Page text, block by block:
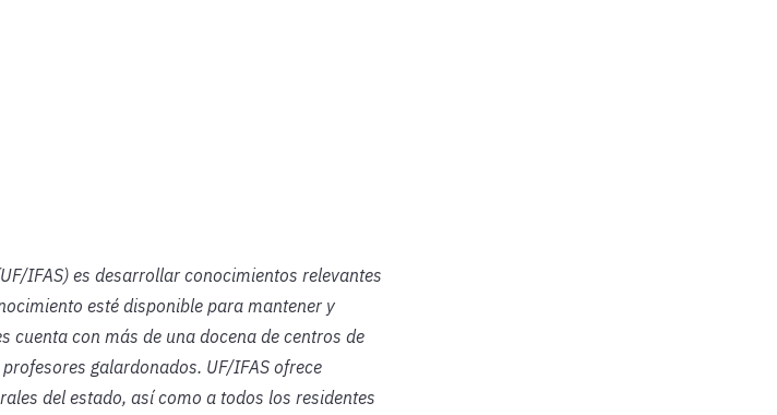
IFAS) es desarrollar conocimientos relevantes
esté disponible para mantener y
cuenta con más de una docena de centros de
galardonados. UF/IFAS ofrece
del estado, así como a todos los residentes